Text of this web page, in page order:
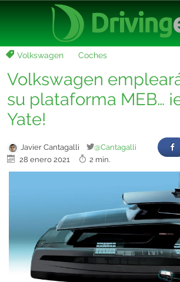
Volkswagen Coches
Volkswagen
su plataforma MEB…
Yate!
Javier Cantagalli
@Cantagalli
28 enero 2021
2 min.